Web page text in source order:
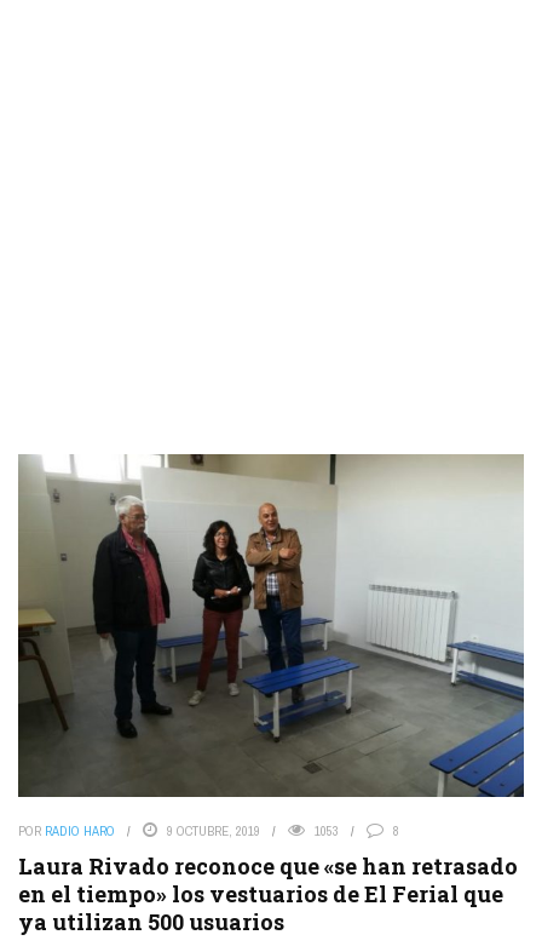
POR RADIO HARO 9 OCTUBRE, 2019 1053 8
Laura Rivado reconoce que «se han retrasado
en el tiempo» los vestuarios de El Ferial que
ya utilizan 500 usuarios